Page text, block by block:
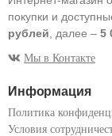
покупки и
рублей , далее – 5
Мы в Контакте
Информация
Политика
Условия